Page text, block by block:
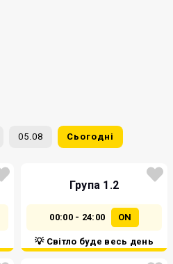
05.08 Сьогодні
Група 1.2
00:00 - 24:00 ON
💡 Світло буде весь день